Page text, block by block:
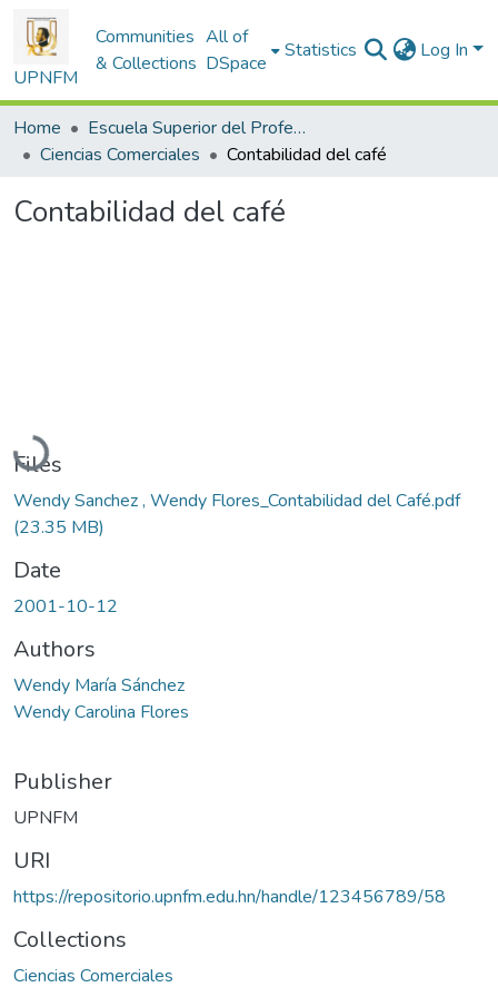
UPNFM
Communities
& Collections
All of
DSpace
Statistics Log In
Home
Escuela Superior del Profesorado
Ciencias Comerciales
Contabilidad del café
Contabilidad del café
Loading...
Files
Wendy Sanchez , Wendy Flores_Contabilidad del Café.pdf
(23.35 MB)
Date
2001-10-12
Authors
Wendy María Sánchez
Wendy Carolina Flores
Publisher
UPNFM
URI
https://repositorio.upnfm.edu.hn/handle/123456789/58
Collections
Ciencias Comerciales